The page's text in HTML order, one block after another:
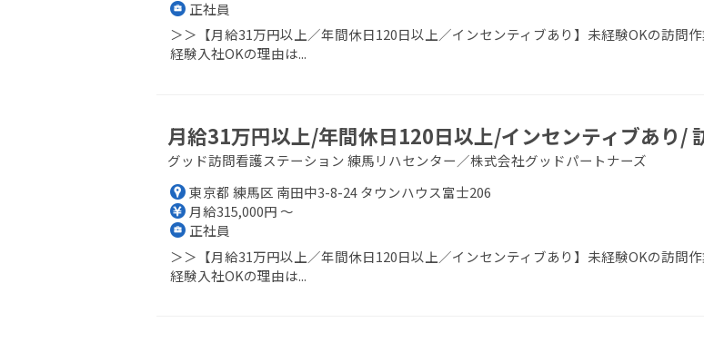
正社員
＞＞【月給31万円以上／年間休日120日以上／インセンティブあり】未経験OKの訪問
経験入社OKの理由は...
月給31万円以上/年間休日120日以上/インセンティブあり/
グッド訪問看護ステーション 練馬リハセンター／株式会社グッドパートナーズ
東京都 練馬区 南田中3-8-24 タウンハウス富士206
月給315,000円 ～
正社員
＞＞【月給31万円以上／年間休日120日以上／インセンティブあり】未経験OKの訪問
経験入社OKの理由は...